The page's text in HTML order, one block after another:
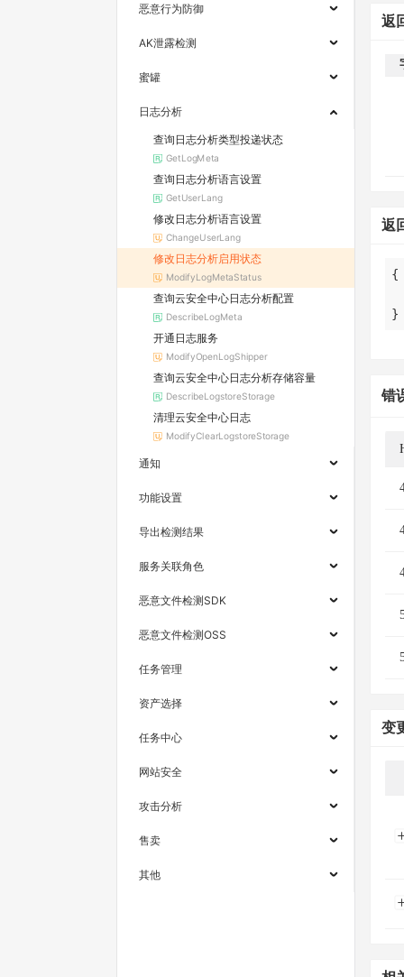
恶意行为防御
AK泄露检测
蜜罐
日志分析
查询日志分析类型投递状态
GetLogMeta
查询日志分析语言设置
GetUserLang
修改日志分析语言设置
ChangeUserLang
修改日志分析启用状态
ModifyLogMetaStatus
查询云安全中心日志分析配置
DescribeLogMeta
开通日志服务
ModifyOpenLogShipper
查询云安全中心日志分析存储容量
DescribeLogstoreStorage
清理云安全中心日志
ModifyClearLogstoreStorage
通知
功能设置
导出检测结果
服务关联角色
恶意文件检测SDK
恶意文件检测OSS
任务管理
资产选择
任务中心
网站安全
攻击分析
售卖
其他
返
返
}
错
变